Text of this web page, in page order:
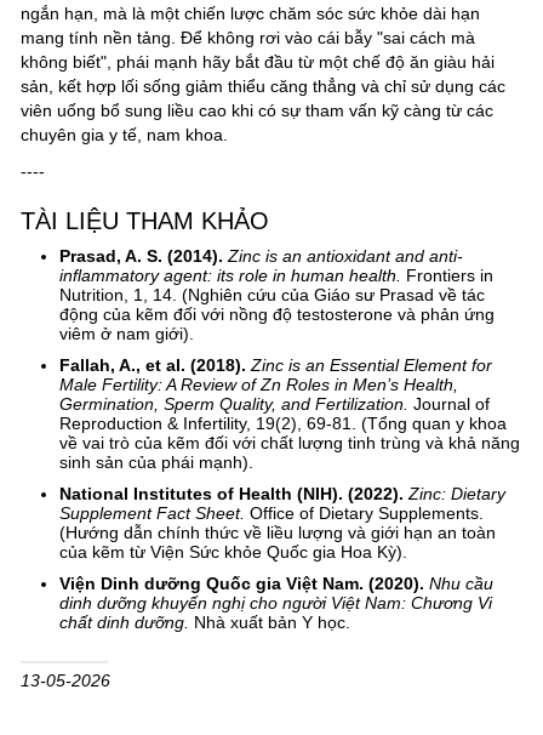
ngắn hạn, mà là một chiến lược chăm sóc sức khỏe dài hạn
mang tính nền tảng. Để không rơi vào cái bẫy "sai cách mà
không biết", phái mạnh hãy bắt đầu từ một chế độ ăn giàu hải
sản, kết hợp lối sống giảm thiểu căng thẳng và chỉ sử dụng các
viên uống bổ sung liều cao khi có sự tham vấn kỹ càng từ các
chuyên gia y tế, nam khoa.
----
TÀI LIỆU THAM KHẢO
Prasad, A. S. (2014). Zinc is an antioxidant and anti-
inflammatory agent: its role in human health.
Frontiers in
Nutrition, 1, 14. (Nghiên cứu của Giáo sư Prasad về tác
động của kẽm đối với nồng độ testosterone và phản ứng
viêm ở nam giới).
Fallah, A., et al. (2018). Zinc is an Essential Element for
Male Fertility: A Review of Zn Roles in Men’s Health,
Germination, Sperm Quality, and Fertilization. Journal of
Reproduction & Infertility, 19(2), 69-81. (Tổng quan y khoa
về vai trò của kẽm đối với chất lượng tinh trùng và khả năng
sinh sản của phái mạnh).
National Institutes of Health (NIH). (2022). Zinc: Dietary
Supplement Fact Sheet. Office of Dietary Supplements.
(Hướng dẫn chính thức về liều lượng và giới hạn an toàn
của kẽm từ Viện Sức khỏe Quốc gia Hoa Kỳ).
Viện Dinh dưỡng Quốc gia Việt Nam. (2020). Nhu cầu
dinh dưỡng khuyến nghị cho người Việt Nam: Chương Vi
chất dinh dưỡng. Nhà xuất bản Y học.
13-05-2026